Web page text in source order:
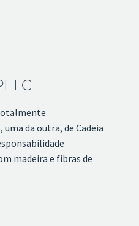
da outra, de Cadeia
madeira e fibras de